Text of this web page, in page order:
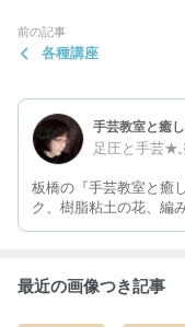
前の記事
各種講座
手芸教室と癒
足圧と手芸★
板橋の『手芸教室と癒
ク、樹脂粘土の花、編
最近の画像つき記事